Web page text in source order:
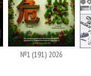
№1 (191) 2026